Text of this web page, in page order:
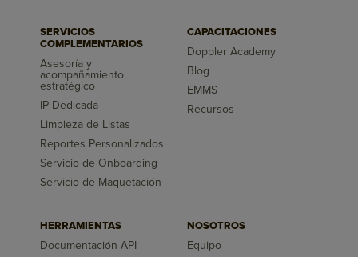
SERVICIOS
COMPLEMENTARIOS
Asesoría y
acompañamiento
estratégico
IP Dedicada
Limpieza de Listas
Reportes Personalizados
Servicio de Onboarding
Servicio de Maquetación
CAPACITACIONES
Doppler Academy
Blog
EMMS
Recursos
HERRAMIENTAS
Documentación API
NOSOTROS
Equipo